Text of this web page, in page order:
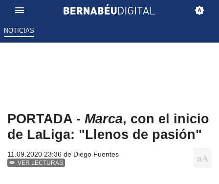
NOTICIAS
PORTADA - Marca, con el inicio
de LaLiga: "Llenos de pasión"
11.09.2020 23:36 de Diego Fuentes
VER LECTURAS